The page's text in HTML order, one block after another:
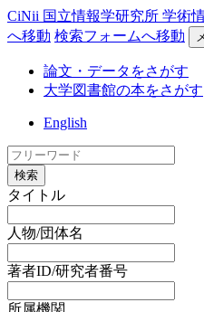
CiNii 国立情報学研究所 学術
へ移動 検索フォームへ移動
論文・データをさがす
大学図書館の本をさがす
English
検索
タイトル
人物/団体名
著者ID/研究者番号
所属機関